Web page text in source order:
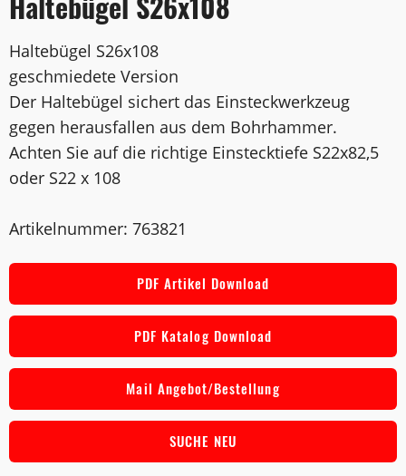
Haltebügel S26x108
geschmiedete Version
Der Haltebügel sichert das Einsteckwerkzeug
gegen herausfallen aus dem Bohrhammer.
Achten Sie auf die richtige Einstecktiefe S22x82,5
oder S22 x 108
Artikelnummer: 763821
PDF Artikel Download
PDF Katalog Download
Mail Angebot/Bestellung
SUCHE NEU